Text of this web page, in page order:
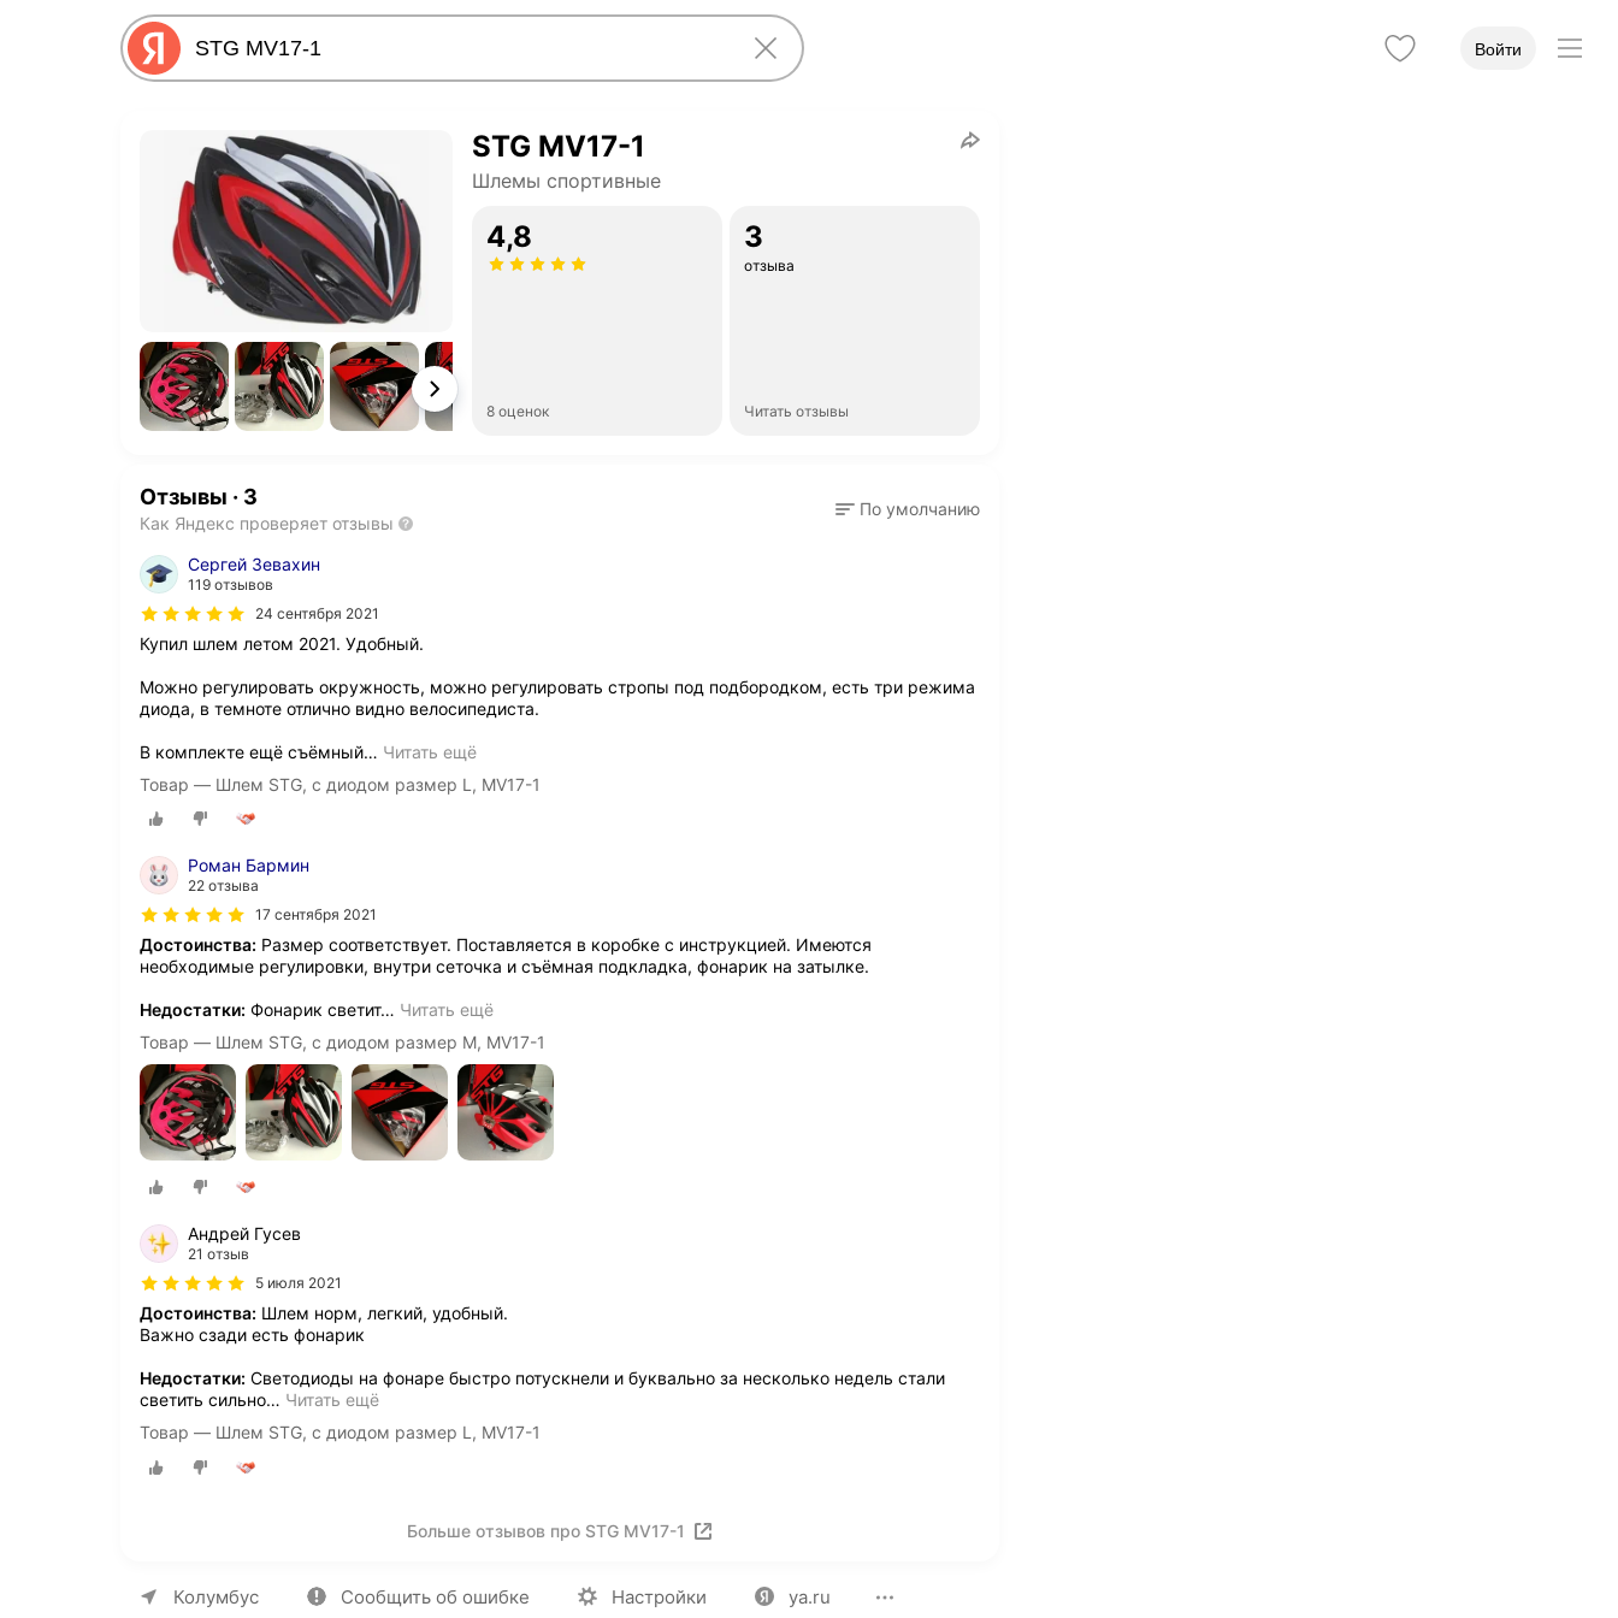
Войти
STG MV17-1
Шлемы спортивные
4,8
8 оценок
3
отзыва
Читать отзывы
Отзывы · 3
Как Яндекс проверяет отзывы
По умолчанию
Сергей Зевахин
119 отзывов
24 сентября 2021
Купил шлем летом 2021. Удобный.
Можно регулировать окружность, можно регулировать стропы под подбородком, есть три режима
диода, в темноте отлично видно велосипедиста.
В комплекте ещё съёмный… Читать ещё
Товар — Шлем STG, с диодом размер L, MV17-1
Роман Бармин
22 отзыва
17 сентября 2021
Достоинства: Размер соответствует. Поставляется в коробке с инструкцией. Имеются
необходимые регулировки, внутри сеточка и съёмная подкладка, фонарик на затылке.
Недостатки: Фонарик светит… Читать ещё
Товар — Шлем STG, с диодом размер M, MV17-1
Андрей Гусев
21 отзыв
5 июля 2021
Достоинства: Шлем норм, легкий, удобный.
Важно сзади есть фонарик
Недостатки: Светодиоды на фонаре быстро потускнели и буквально за несколько недель стали
светить сильно… Читать ещё
Товар — Шлем STG, с диодом размер L, MV17-1
Больше отзывов про STG MV17-1
Колумбус Сообщить об ошибке Настройки ya.ru